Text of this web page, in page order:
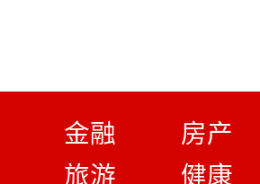
金融 房产
旅游 健康